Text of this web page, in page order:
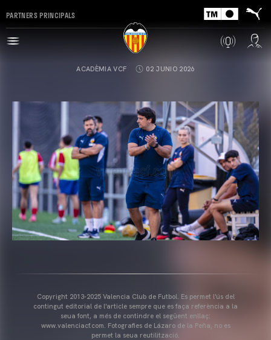
PARTNERS PRINCIPALS
ACADÈMIA VCF 02 JUNIO 2026
Copyright 2013-2025 Valencia Club de Futbol. Es permet l'ús del
contingut editorial de l'article sempre que es faça referència a la
seua font, a més de contindre el següent enllaç:
www.valenciacf.com. Fotografies de Lázaro de la Peña, no es
permet la seua reutilització.